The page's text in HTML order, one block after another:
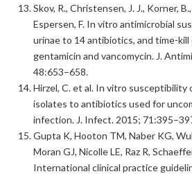
Skov, R., Christensen, J. J., Korner,
Espersen, F. In vitro antimicrobial
urinae to 14 antibiotics, and time-kill
gentamicin and vancomycin. J.
48:653–658.
Hirzel, C. et al. In vitro susceptibility
isolates to antibiotics used for
infection. J. Infect. 2015;
Gupta K, Hooton TM, Naber KG,
Moran GJ, Nicolle LE, Raz R,
International clinical practice